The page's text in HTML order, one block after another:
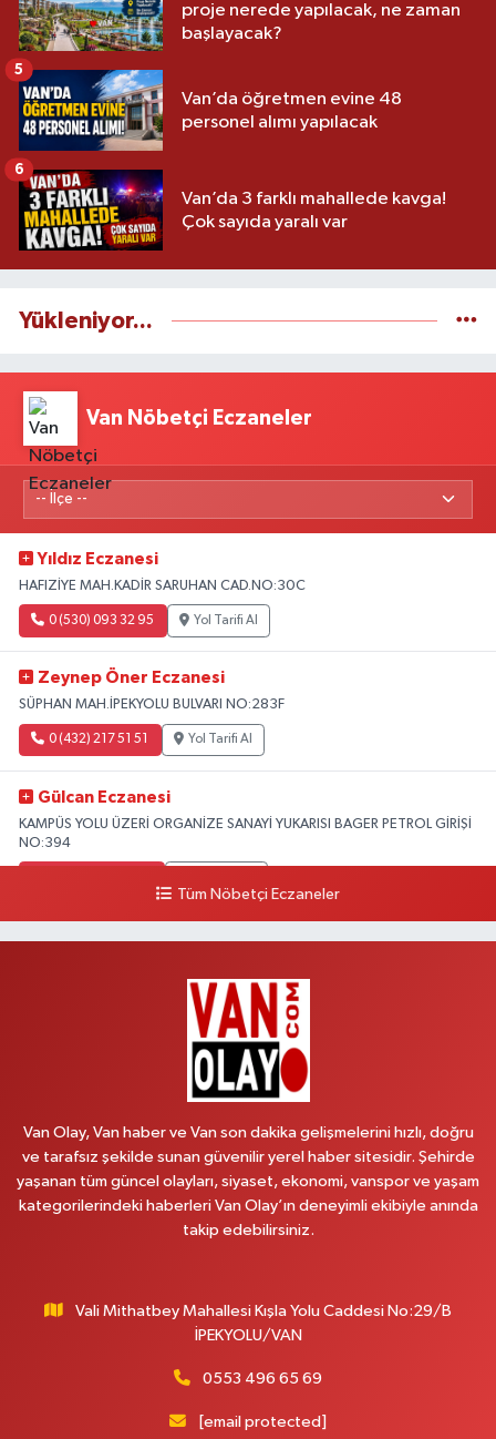
proje nerede yapılacak, ne zaman
başlayacak?
Van’da öğretmen evine 48
personel alımı yapılacak
5
Van’da 3 farklı mahallede kavga!
Çok sayıda yaralı var
6
Yükleniyor...
Van Nöbetçi Eczaneler
Yıldız Eczanesi
HAFIZİYE MAH.KADİR SARUHAN CAD.NO:30C
0 (530) 093 32 95 Yol Tarifi Al
Zeynep Öner Eczanesi
SÜPHAN MAH.İPEKYOLU BULVARI NO:283F
0 (432) 217 51 51 Yol Tarifi Al
Gülcan Eczanesi
KAMPÜS YOLU ÜZERİ ORGANİZE SANAYİ YUKARISI BAGER PETROL GİRİŞİ
NO:394
HEKİM HASTANESİ ACİL KARŞISI
Yol Tarifi Al
MAHMUDİYE MAH.ATATÜRK CAD.NO:17B
0 (531) 621 69 65 Yol Tarifi Al
Onay Eczanesi
Yenı Derman Eczanesi
Akdamar Hastanesi Acil yanı. İpekyolu. Hatuniye mahallesi terzioğlu, Eski
Yol Tarifi Al
Tüm Nöbetçi Eczaneler
Van Olay, Van haber ve Van son dakika gelişmelerini hızlı, doğru
ve tarafsız şekilde sunan güvenilir yerel haber sitesidir. Şehirde
yaşanan tüm güncel olayları, siyaset, ekonomi, vanspor ve yaşam
kategorilerindeki haberleri Van Olay’ın deneyimli ekibiyle anında
takip edebilirsiniz.
Vali Mithatbey Mahallesi Kışla Yolu Caddesi No:29/B
İPEKYOLU/VAN
0553 496 65 69
[email protected]